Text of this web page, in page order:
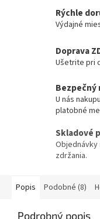
Rýchle
Výdajné
Doprava
Ušetrite pri
Bezpečný
U nás
platobné
Skladové
zdržania.
Popis Podobné (8)
Podrobný popis